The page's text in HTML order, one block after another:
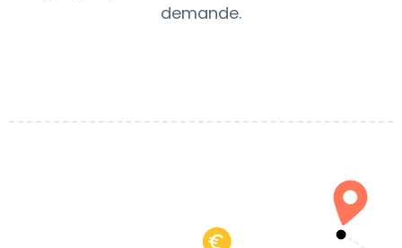
demande.